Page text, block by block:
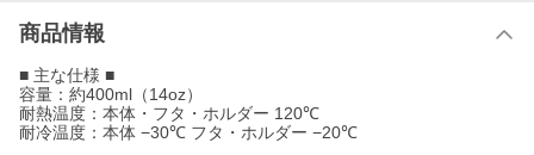
商品情報
■ 主な仕様 ■
容量：約400ml（14oz）
耐熱温度：本体・フタ・ホルダー 120℃
耐冷温度：本体 −30℃ フタ・ホルダー −20℃